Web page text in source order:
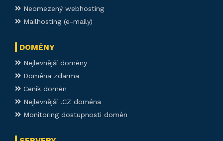
Neomezený webhosting
Mailhosting (e-maily)
DOMÉNY
Nejlevnější domény
Doména zdarma
Ceník domén
Nejlevnější .CZ doména
Monitoring dostupnosti domén